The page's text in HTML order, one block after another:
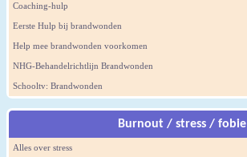
Coaching-hulp
Eerste Hulp bij brandwonden
Help mee brandwonden voorkomen
NHG-Behandelrichtlijn Brandwonden
Schooltv: Brandwonden
Burnout / stress / fobie
Alles over stress